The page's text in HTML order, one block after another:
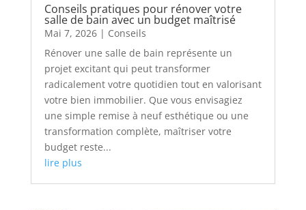
Conseils pratiques pour rénover votre
salle de bain avec un budget maîtrisé
Mai 7, 2026| Conseils
Rénover une salle de bain représente un
projet excitant qui peut transformer
radicalement votre quotidien tout en valorisant
votre bien immobilier. Que vous envisagiez
une simple remise à neuf esthétique ou une
transformation complète, maîtriser votre
budget reste...
lire plus